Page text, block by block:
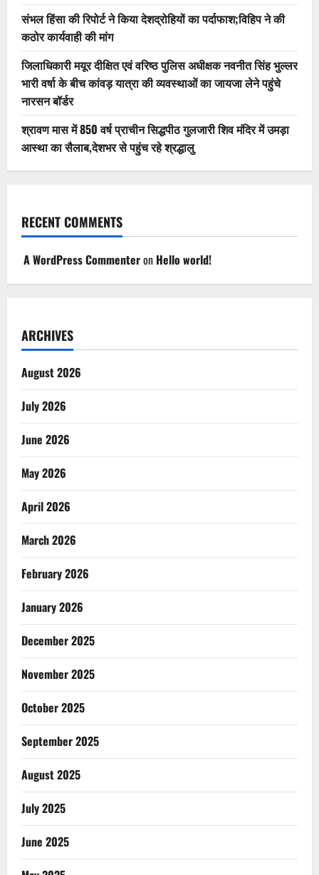
संभल हिंसा की रिपोर्ट ने किया देशद्रोहियों का पर्दाफाश;विहिप ने की
कठोर कार्यवाही की मांग
जिलाधिकारी मयूर दीक्षित एवं वरिष्ठ पुलिस अधीक्षक नवनीत सिंह भुल्लर
भारी वर्षा के बीच कांवड़ यात्रा की व्यवस्थाओं का जायजा लेने पहुंचे
नारसन बॉर्डर
श्रावण मास में 850 वर्ष प्राचीन सिद्धपीठ गुलजारी शिव मंदिर में उमड़ा
आस्था का सैलाब,देशभर से पहुंच रहे श्रद्धालु
RECENT COMMENTS
A WordPress Commenteron Hello world!
ARCHIVES
August 2026
July 2026
June 2026
May 2026
April 2026
March 2026
February 2026
January 2026
December 2025
November 2025
October 2025
September 2025
August 2025
July 2025
June 2025